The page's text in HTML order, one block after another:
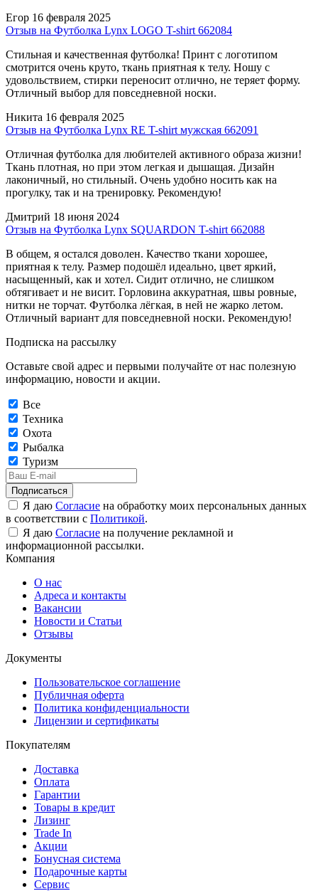
Егор 16 февраля 2025
Отзыв на Футболка Lynx LOGO T-shirt 662084
Стильная и качественная футболка! Принт с логотипом
смотрится очень круто, ткань приятная к телу. Ношу с
удовольствием, стирки переносит отлично, не теряет форму.
Отличный выбор для повседневной носки.
Никита 16 февраля 2025
Отзыв на Футболка Lynx RE T-shirt мужская 662091
Отличная футболка для любителей активного образа жизни!
Ткань плотная, но при этом легкая и дышащая. Дизайн
лаконичный, но стильный. Очень удобно носить как на
прогулку, так и на тренировку. Рекомендую!
Дмитрий 18 июня 2024
Отзыв на Футболка Lynx SQUARDON T-shirt 662088
В общем, я остался доволен. Качество ткани хорошее,
приятная к телу. Размер подошёл идеально, цвет яркий,
насыщенный, как и хотел. Сидит отлично, не слишком
обтягивает и не висит. Горловина аккуратная, швы ровные,
нитки не торчат. Футболка лёгкая, в ней не жарко летом.
Отличный вариант для повседневной носки. Рекомендую!
Подписка на рассылку
Оставьте свой адрес и первыми получайте от нас полезную
информацию, новости и акции.
Все
Техника
Охота
Рыбалка
Туризм
Подписаться
Я даю Согласие на обработку моих персональных данных
в соответствии с Политикой.
Я даю Согласие на получение рекламной и
информационной рассылки.
Компания
О нас
Адреса и контакты
Вакансии
Новости и Статьи
Отзывы
Документы
Пользовательское соглашение
Публичная оферта
Политика конфиденциальности
Лицензии и сертификаты
Покупателям
Доставка
Оплата
Гарантии
Товары в кредит
Лизинг
Trade In
Акции
Бонусная система
Подарочные карты
Сервис